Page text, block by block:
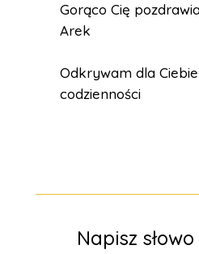
Gorąco Cię
Arek
Odkrywam dla
codzienności
Napisz